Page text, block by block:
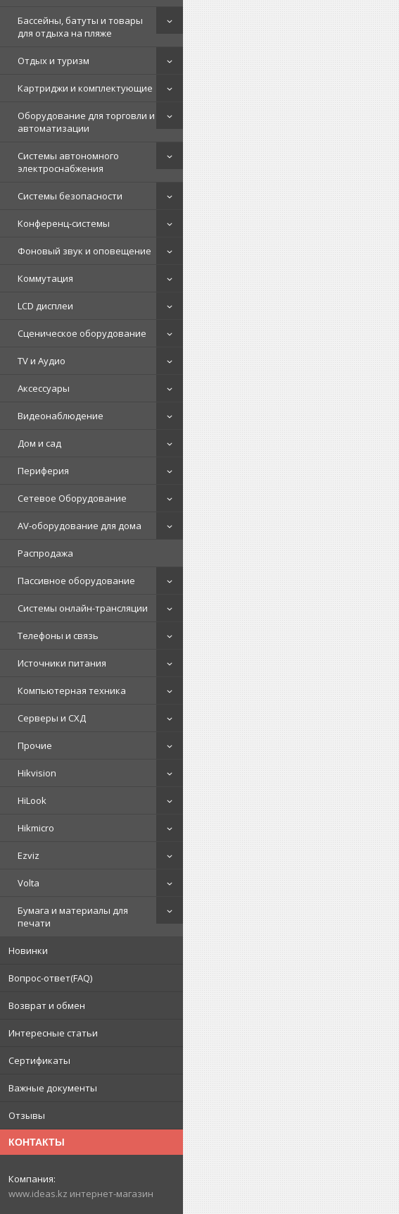
Бассейны, батуты и товары
для отдыха на пляже
Отдых и туризм
Картриджи и комплектующие
Оборудование для торговли и
автоматизации
Системы автономного
электроснабжения
Системы безопасности
Конференц-системы
Фоновый звук и оповещение
Коммутация
LCD дисплеи
Сценическое оборудование
TV и Аудио
Аксессуары
Видеонаблюдение
Дом и сад
Периферия
Сетевое Оборудование
AV-оборудование для дома
Распродажа
Пассивное оборудование
Системы онлайн-трансляции
Телефоны и связь
Источники питания
Компьютерная техника
Серверы и СХД
Прочие
Hikvision
HiLook
Hikmicro
Ezviz
Volta
Бумага и материалы для
печати
Новинки
Вопрос-ответ(FAQ)
Возврат и обмен
Интересные статьи
Сертификаты
Важные документы
Отзывы
КОНТАКТЫ
www.ideas.kz интернет-магазин